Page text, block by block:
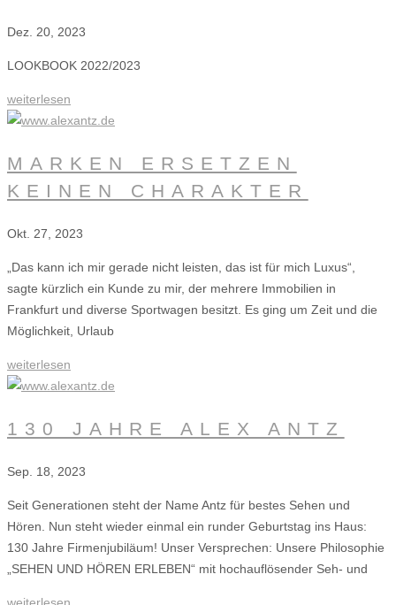
Dez. 20, 2023
LOOKBOOK 2022/2023
weiterlesen
MARKEN ERSETZEN
KEINEN CHARAKTER
Okt. 27, 2023
„Das kann ich mir gerade nicht leisten, das ist für mich Luxus“,
sagte kürzlich ein Kunde zu mir, der mehrere Immobilien in
Frankfurt und diverse Sportwagen besitzt. Es ging um Zeit und die
Möglichkeit, Urlaub
weiterlesen
130 JAHRE ALEX ANTZ
Sep. 18, 2023
Seit Generationen steht der Name Antz für bestes Sehen und
Hören. Nun steht wieder einmal ein runder Geburtstag ins Haus:
130 Jahre Firmenjubiläum! Unser Versprechen: Unsere Philosophie
„SEHEN UND HÖREN ERLEBEN“ mit hochauflösender Seh- und